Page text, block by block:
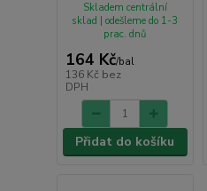
164 Kč/bal
136 Kč bez
DPH
Skladem centrální
sklad | odešleme do 1-3
prac. dnů
Přidat do košíku